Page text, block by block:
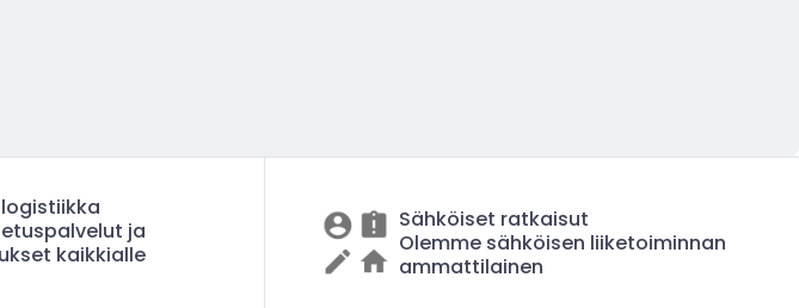
ja
kaikkialle
Sähköiset ratkaisut
Olemme sähköisen liiketoiminnan
ammattilainen